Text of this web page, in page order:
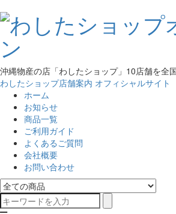
沖縄物産の店「わしたショップ」10店舗を全
わしたショップ店舗案内 オフィシャルサイト
ホーム
お知らせ
商品一覧
ご利用ガイド
よくあるご質問
会社概要
お問い合わせ